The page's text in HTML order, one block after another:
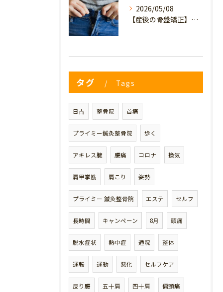
2026/05/08
【産後の骨盤矯正】妊娠前のデニムが履けない…
タグ Tags
日吉 整骨院 首痛
プライミー鍼灸整骨院 歩く
アキレス腱 腰痛 コロナ 換気
肩甲挙筋 肩こり 姿勢
プライミー 鍼灸整骨院 エステ セルフ
長時間 キャンペーン 8月 頭痛
脱水症状 熱中症 通院 整体
運転 運動 悪化 セルフケア
反り腰 五十肩 四十肩 偏頭痛